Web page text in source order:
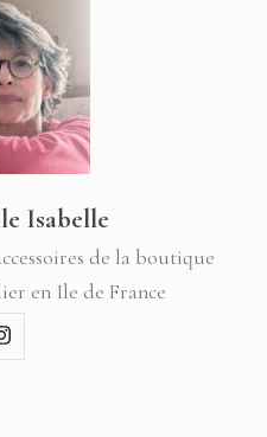
Isabelle
de la boutique
en Ile de France